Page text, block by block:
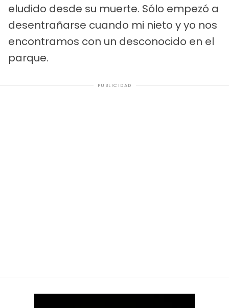
eludido desde su muerte. Sólo empezó a
desentrañarse cuando mi nieto y yo nos
encontramos con un desconocido en el
parque.
PUBLICIDAD